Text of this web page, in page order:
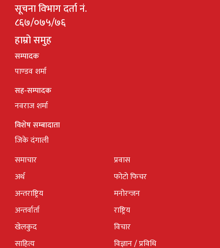
सूचना विभाग दर्ता नं.
८६७/०७५/७६
हाम्रो समुह
सम्पादक
पाण्डव शर्मा
सह-सम्पादक
नवराज शर्मा
विशेष सम्बादाता
जिके दंगाली
समाचार
अर्थ
अन्तराष्ट्रिय
अन्तर्वार्ता
खेलकुद
साहित्य
प्रवास
फोटो फिचर
मनोरन्जन
राष्ट्रिय
विचार
विज्ञान / प्रविधि